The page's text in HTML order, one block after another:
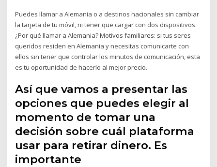
Puedes llamar a Alemania o a destinos nacionales sin cambiar
la tarjeta de tu móvil, ni tener que cargar con dos dispositivos.
¿Por qué llamar a Alemania? Motivos familiares: si tus seres
queridos residen en Alemania y necesitas comunicarte con
ellos sin tener que controlar los minutos de comunicación, esta
es tu oportunidad de hacerlo al mejor precio.
Así que vamos a presentar las
opciones que puedes elegir al
momento de tomar una
decisión sobre cuál plataforma
usar para retirar dinero. Es
importante